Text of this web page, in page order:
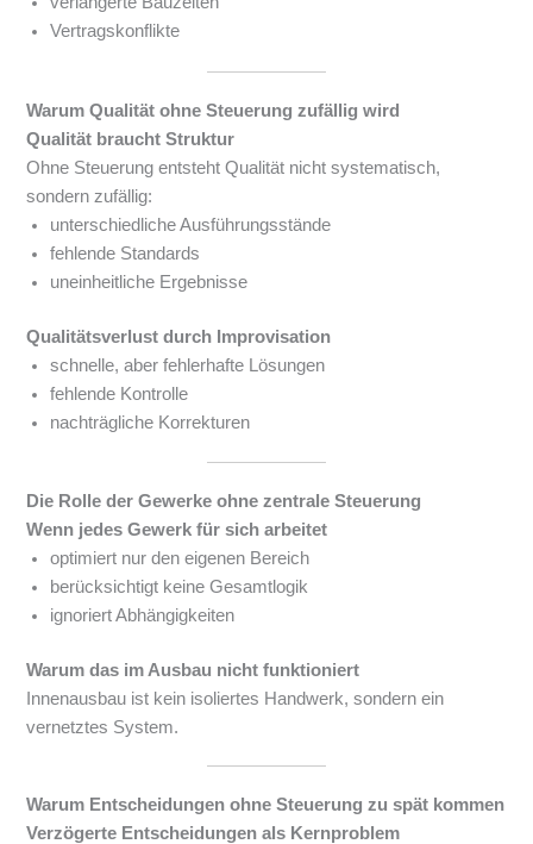
Vertragskonflikte
Warum Qualität ohne Steuerung zufällig wird
Qualität braucht Struktur
Ohne Steuerung entsteht Qualität nicht systematisch,
sondern zufällig:
unterschiedliche Ausführungsstände
fehlende Standards
uneinheitliche Ergebnisse
Qualitätsverlust durch Improvisation
schnelle, aber fehlerhafte Lösungen
fehlende Kontrolle
nachträgliche Korrekturen
Die Rolle der Gewerke ohne zentrale Steuerung
Wenn jedes Gewerk für sich arbeitet
optimiert nur den eigenen Bereich
berücksichtigt keine Gesamtlogik
ignoriert Abhängigkeiten
Warum das im Ausbau nicht funktioniert
Innenausbau ist kein isoliertes Handwerk, sondern ein
vernetztes System.
Warum Entscheidungen ohne Steuerung zu spät kommen
Verzögerte Entscheidungen als Kernproblem